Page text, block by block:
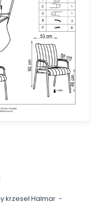
krzeseł Halmar -